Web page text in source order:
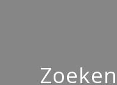
Zoeken